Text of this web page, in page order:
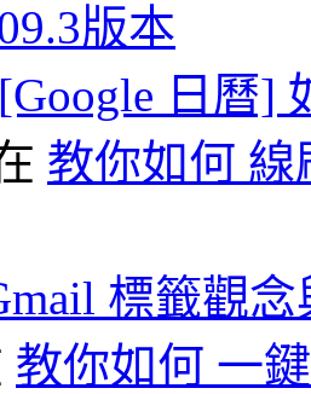
版本
[Google 日曆]
教你如何 線
標籤觀
教你如何 一